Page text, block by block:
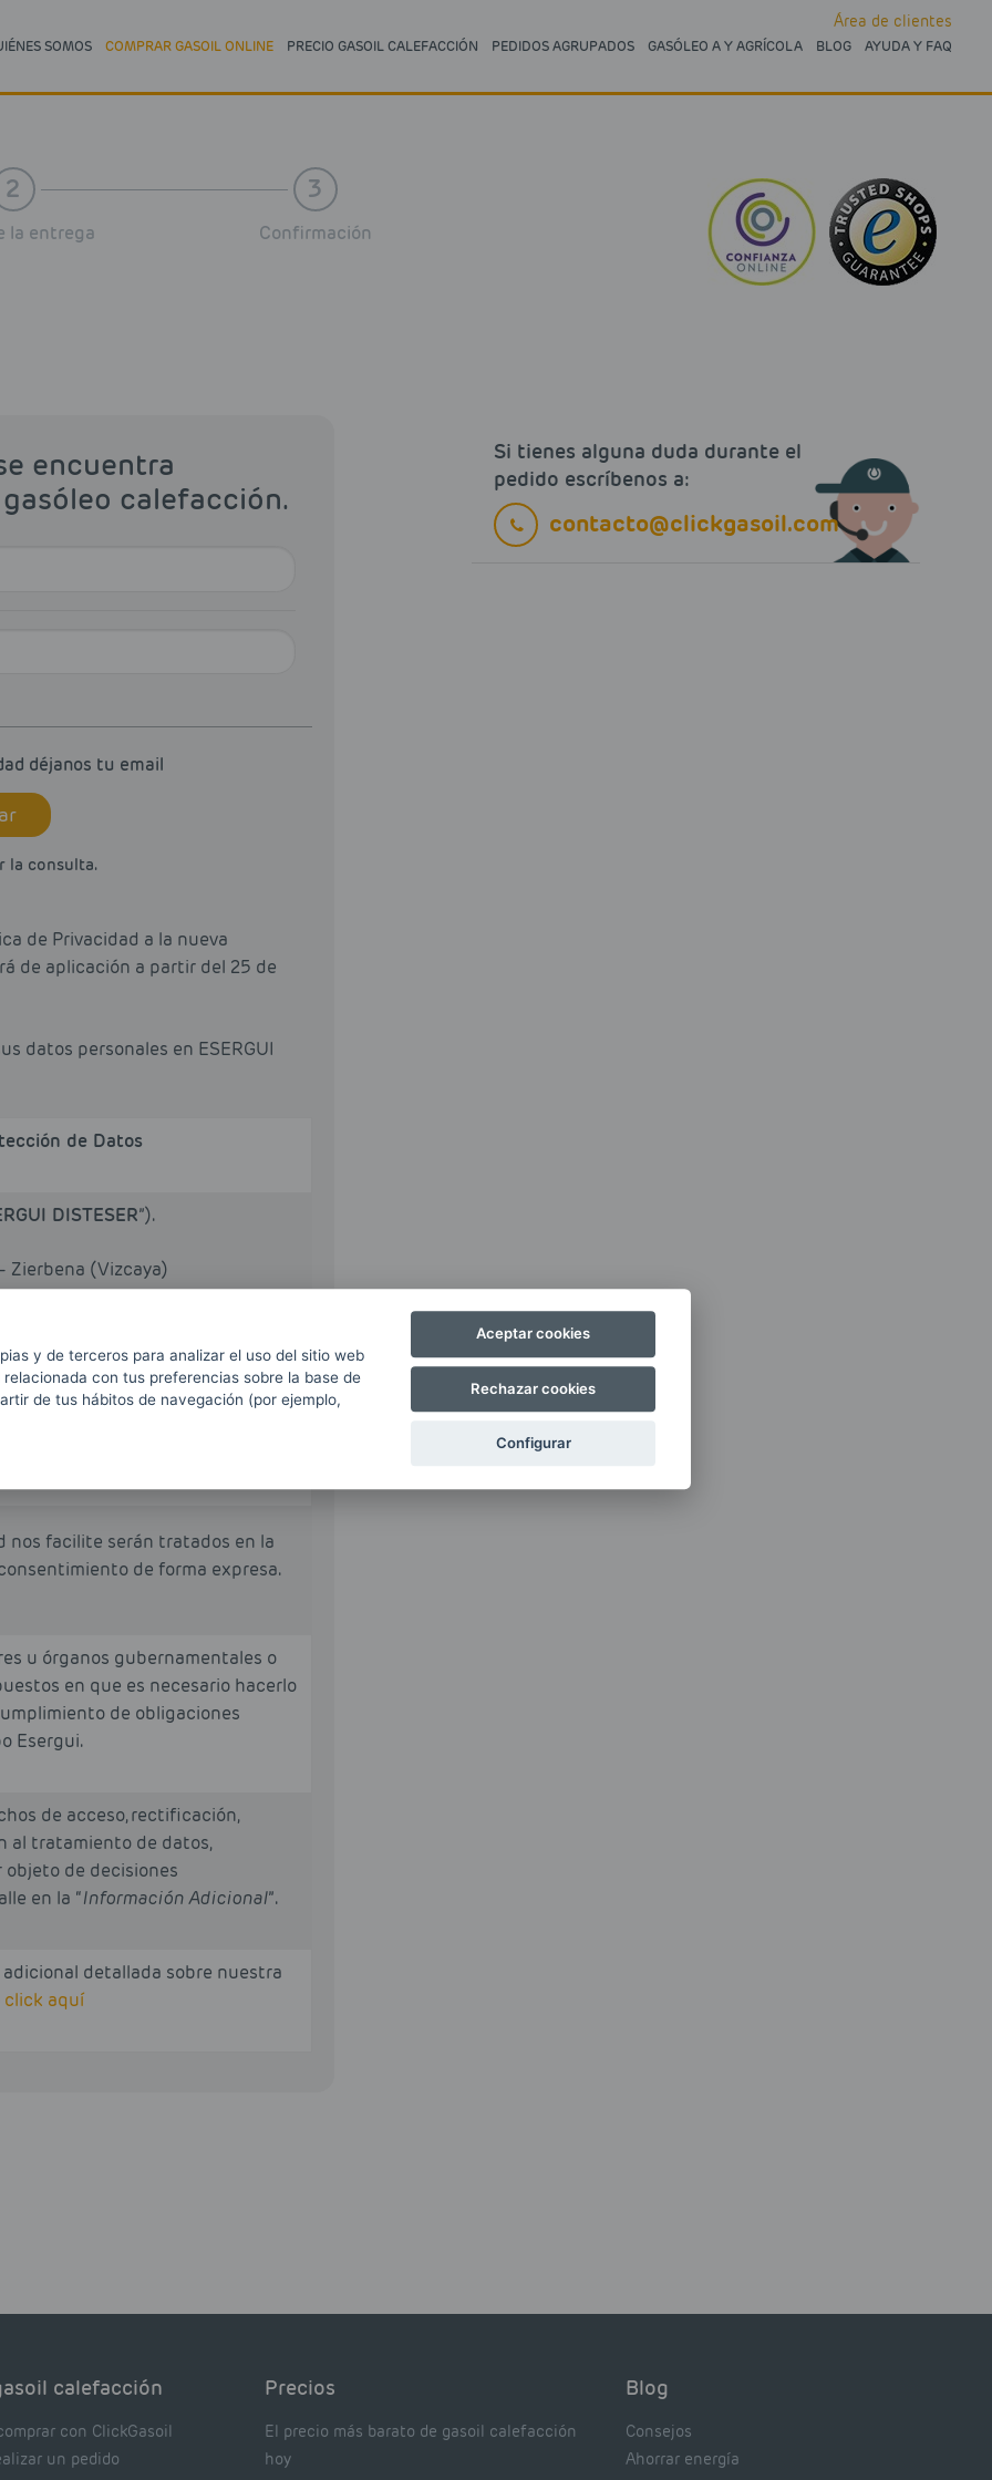
SOMOS COMPRAR GASOIL ONLINE PRECIO GASOIL CALEFACCIÓN PEDIDOS AGRUPADOS GASÓLEO A Y AGRÍCOLA BLOG AYUDA Y FAQ
Área de clientes
2
la entrega
3
Confirmación
encuentra
calefacción.
déjanos tu email
la consulta.
de Privacidad a la nueva
de aplicación a partir del 25 de
datos personales en ESERGUI
de Datos
DISTESER”).
Zierbena (Vizcaya)
y servicios comercializados
envío de comunicaciones
incluido el electrónico.
nos facilite serán tratados en la
de forma expresa.
u órganos gubernamentales o
en que es necesario hacerlo
de obligaciones
Esergui.
de acceso, rectificación,
al tratamiento de datos,
objeto de decisiones
en la “Información Adicional”.
detallada sobre nuestra
click aquí
Si tienes alguna duda durante el
pedido escríbenos a:
contacto@clickgasoil.com
calefacción
con ClickGasoil
un pedido
Precios
El precio más barato de gasoil calefacción
hoy
Blog
Consejos
Ahorrar energía
y de terceros para analizar el uso del sitio web
con tus preferencias sobre la base de
de tus hábitos de navegación (por ejemplo,
Aceptar cookies
Rechazar cookies
Configurar